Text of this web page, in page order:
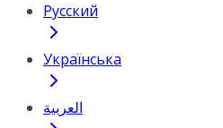
Русский
Українська
العربية